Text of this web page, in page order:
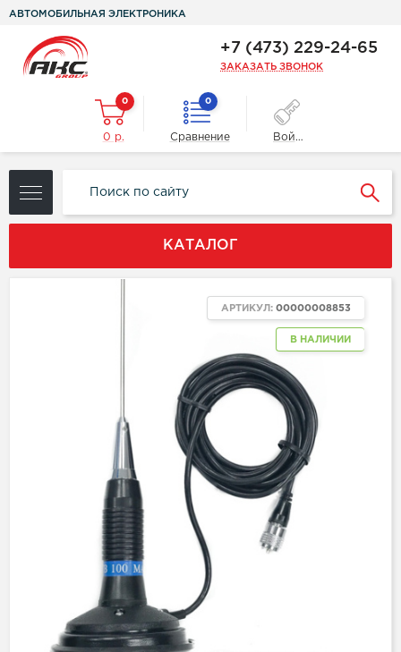
АВТОМОБИЛЬНАЯ ЭЛЕКТРОНИКА
+7 (473) 229-24-65
ЗАКАЗАТЬ ЗВОНОК
0
0 р.
0
Сравнение Войти
КАТАЛОГ
В НАЛИЧИИ
АРТИКУЛ: 00000008853